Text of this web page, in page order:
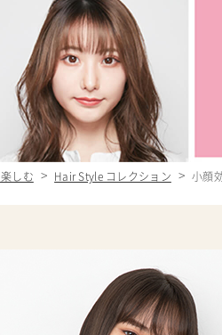
しむ Hair Style コレクション 小顔